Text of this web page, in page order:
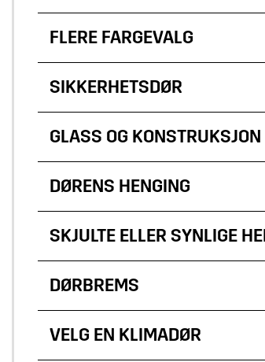
FLERE FARGEVALG
SIKKERHETSDØR
GLASS OG KONSTRUKSJON
DØRENS HENGING
SKJULTE ELLER SYNLIGE
DØRBREMS
VELG EN KLIMADØR